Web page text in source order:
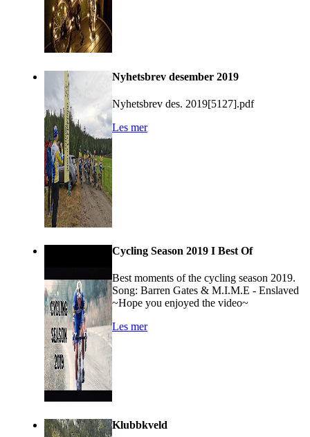
Nyhetsbrev desember 2019
Nyhetsbrev des. 2019[5127].pdf
Les mer
Cycling Season 2019 I Best Of
Best moments of the cycling season 2019.
Song: Barren Gates & M.I.M.E - Enslaved
~Hope you enjoyed the video~
Les mer
Klubbkveld